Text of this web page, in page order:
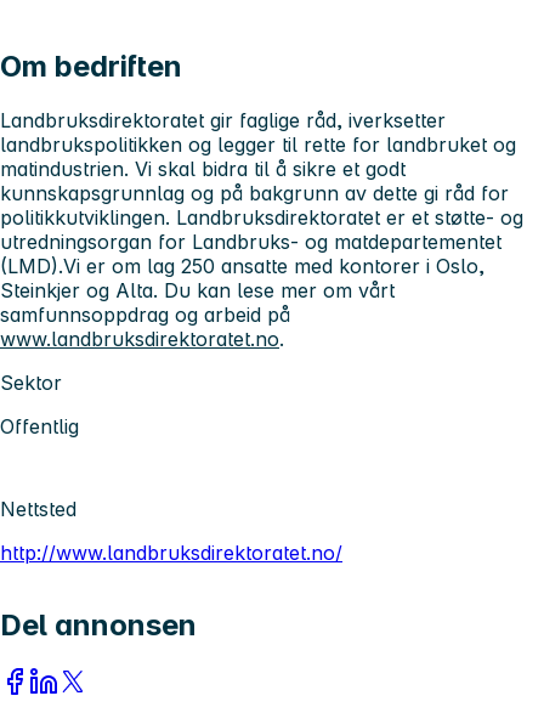
Om bedriften
Landbruksdirektoratet gir faglige råd, iverksetter
landbrukspolitikken og legger til rette for landbruket og
matindustrien. Vi skal bidra til å sikre et godt
kunnskapsgrunnlag og på bakgrunn av dette gi råd for
politikkutviklingen. Landbruksdirektoratet er et støtte- og
utredningsorgan for Landbruks- og matdepartementet
(LMD).Vi er om lag 250 ansatte med kontorer i Oslo,
Steinkjer og Alta. Du kan lese mer om vårt
samfunnsoppdrag og arbeid på
www.landbruksdirektoratet.no.
Sektor
Offentlig
Nettsted
http://www.landbruksdirektoratet.no/
Del annonsen